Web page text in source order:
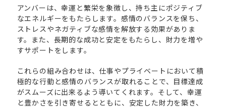
アンバーは、幸運と繁栄を象徴し、持ち主にポジティブ
なエネルギーをもたらします。感情のバランスを保ち、
ストレスやネガティブな感情を解放する効果がありま
す。また、長期的な成功と安定をもたらし、財力を増や
すサポートをします。
これらの組み合わせは、仕事やプライベートにおいて積
極的な行動と感情のバランスが取れることで、目標達成
がスムーズに出来るよう導いてくれます。そして、幸運
と豊かさを引き寄せるとともに、安定した財力を築き、